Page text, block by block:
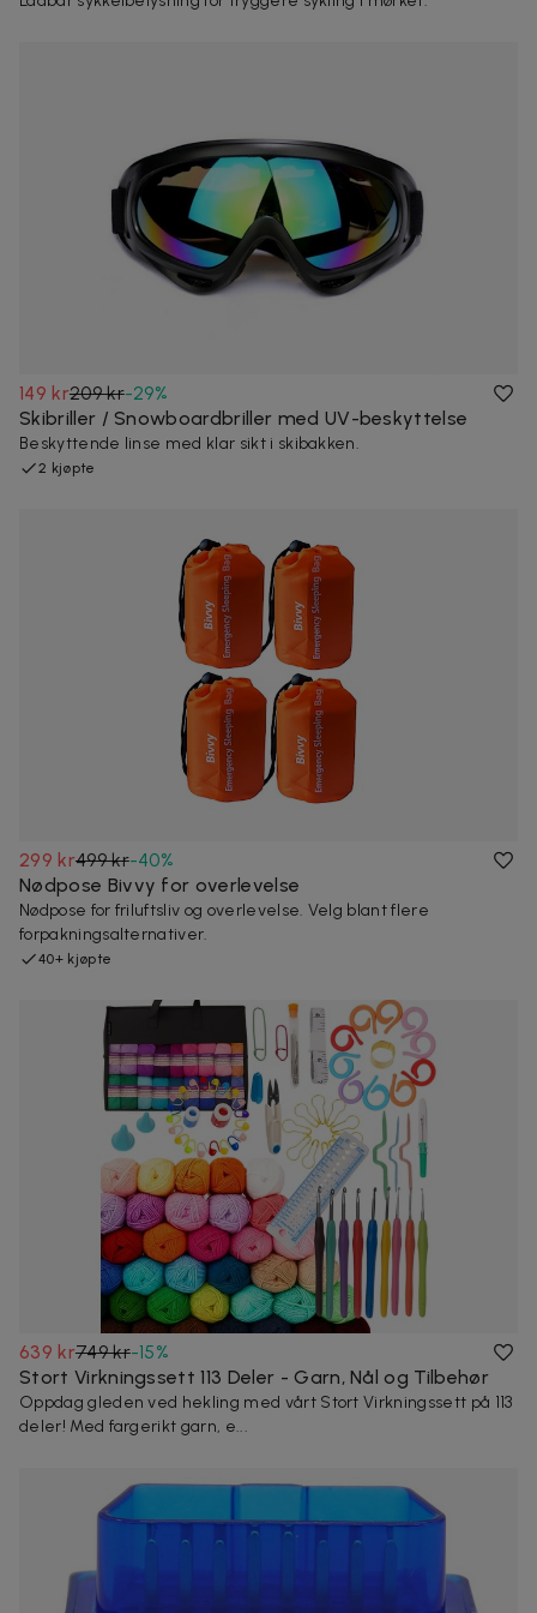
149 kr209 kr-29%
Skibriller / Snowboardbriller med UV-beskyttelse
Beskyttende linse med klar sikt i skibakken.
2 kjøpte
299 kr499 kr-40%
Nødpose Bivvy for overlevelse
Nødpose for friluftsliv og overlevelse. Velg blant flere
forpakningsalternativer.
40+ kjøpte
639 kr749 kr-15%
Stort Virkningssett 113 Deler - Garn, Nål og Tilbehør
Oppdag gleden ved hekling med vårt Stort Virkningssett på 113
deler! Med fargerikt garn, e...